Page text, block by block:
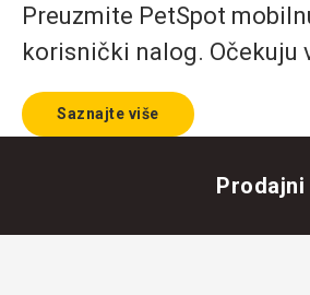
Preuzmite PetSpot
korisnički nalog. Očekuju
Saznajte više